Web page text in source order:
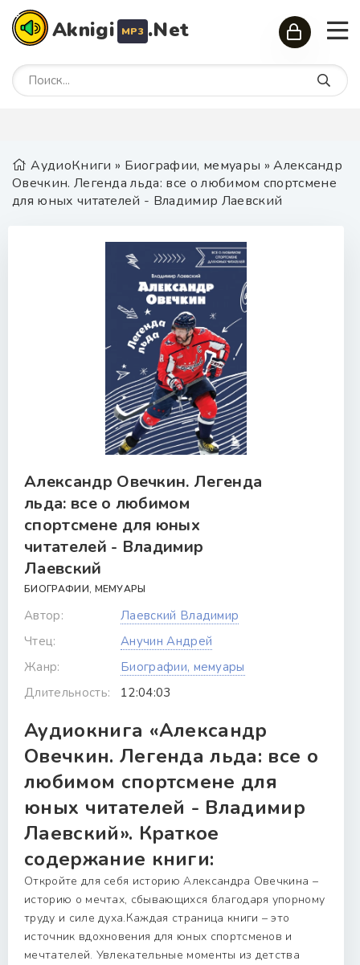
Aknigi MP3 .Net
АудиоКниги » Биографии, мемуары » Александр
Овечкин. Легенда льда: все о любимом спортсмене
для юных читателей - Владимир Лаевский
Александр Овечкин. Легенда
льда: все о любимом
спортсмене для юных
читателей - Владимир
Лаевский
БИОГРАФИИ, МЕМУАРЫ
Автор:
Лаевский Владимир
Чтец:
Анучин Андрей
Жанр:
Биографии, мемуары
Длительность:
12:04:03
Аудиокнига «Александр
Овечкин. Легенда льда: все о
любимом спортсмене для
юных читателей - Владимир
Лаевский». Краткое
содержание книги:
Откройте для себя историю Александра Овечкина –
историю о мечтах, сбывающихся благодаря упорному
труду и силе духа.Каждая страница книги – это
источник вдохновения для юных спортсменов и
мечтателей. Увлекательные моменты из детства